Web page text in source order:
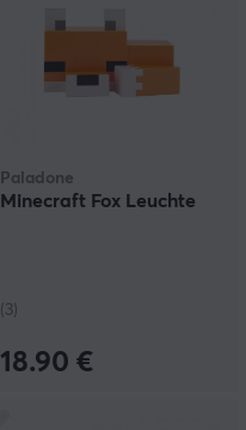
Paladone
Minecraft Fox Leuchte
(3)
18.90 €